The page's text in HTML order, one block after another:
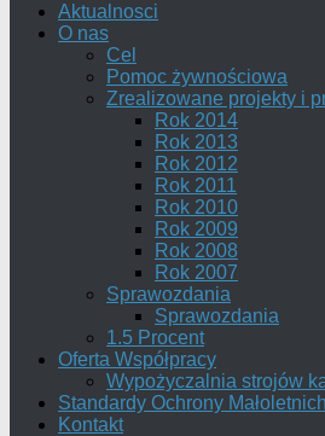
Aktualnosci
O nas
Cel
Pomoc żywnościowa
Zrealizowane projekty i
Rok 2014
Rok 2013
Rok 2012
Rok 2011
Rok 2010
Rok 2009
Rok 2008
Rok 2007
Sprawozdania
Sprawozdania
1.5 Procent
Oferta Współpracy
Wypożyczalnia strojów
Standardy Ochrony Małoletnich
Kontakt